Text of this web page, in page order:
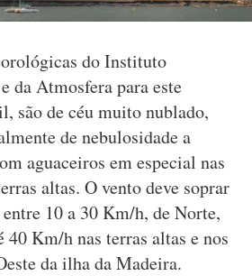
do Instituto
da Atmosfera para este
são de céu muito nublado,
de nebulosidade a
aguaceiros em especial nas
altas. O vento deve soprar
10 a 30 Km/h, de Norte,
40 Km/h nas terras altas e nos
da ilha da Madeira.